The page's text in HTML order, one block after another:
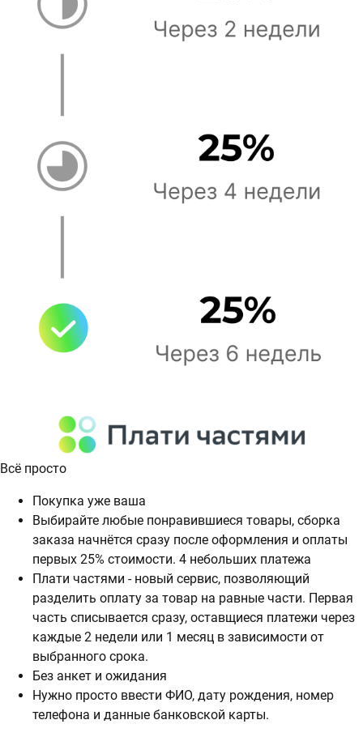
Всё просто
Покупка уже ваша
Выбирайте любые понравившиеся товары, сборка
заказа начнётся сразу после оформления и оплаты
первых 25% стоимости. 4 небольших платежа
Плати частями - новый сервис, позволяющий
разделить оплату за товар на равные части. Первая
часть списывается сразу, оставщиеся платежи через
каждые 2 недели или 1 месяц в зависимости от
выбранного срока.
Без анкет и ожидания
Нужно просто ввести ФИО, дату рождения, номер
телефона и данные банковской карты.